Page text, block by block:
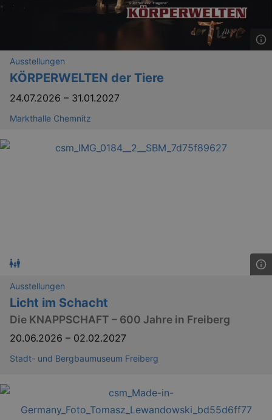
Ausstellungen
KÖRPERWELTEN der Tiere
24.07.2026 – 31.01.2027
Markthalle Chemnitz
Ausstellungen
Licht im Schacht
Die KNAPPSCHAFT – 600 Jahre in Freiberg
20.06.2026 – 02.02.2027
Stadt- und Bergbaumuseum Freiberg
YSC
kulturkalender_dresden_session
staging.kulturkalender-